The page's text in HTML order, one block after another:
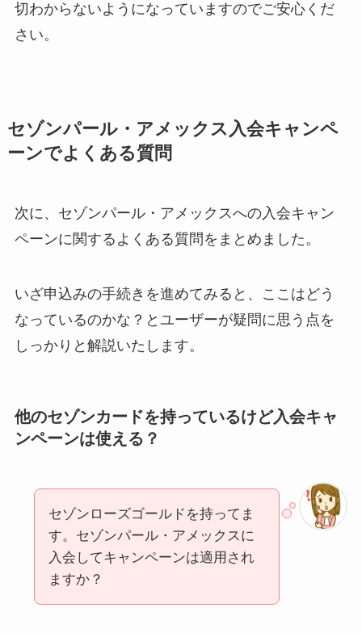
切わからないようになっていますのでご安心くだ
さい。
セゾンパール・アメックス入会キャンペ
ーンでよくある質問
次に、セゾンパール・アメックスへの入会キャン
ペーンに関するよくある質問をまとめました。
いざ申込みの手続きを進めてみると、ここはどう
なっているのかな？とユーザーが疑問に思う点を
しっかりと解説いたします。
他のセゾンカードを持っているけど入会キャ
ンペーンは使える？
セゾンローズゴールドを持ってま
す。セゾンパール・アメックスに
入会してキャンペーンは適用され
ますか？